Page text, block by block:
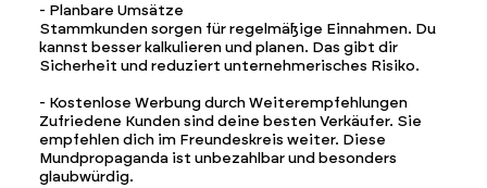
- Planbare Umsätze
Stammkunden sorgen für regelmäßige Einnahmen. Du
kannst besser kalkulieren und planen. Das gibt dir
Sicherheit und reduziert unternehmerisches Risiko.
- Kostenlose Werbung durch Weiterempfehlungen
Zufriedene Kunden sind deine besten Verkäufer. Sie
empfehlen dich im Freundeskreis weiter. Diese
Mundpropaganda ist unbezahlbar und besonders
glaubwürdig.